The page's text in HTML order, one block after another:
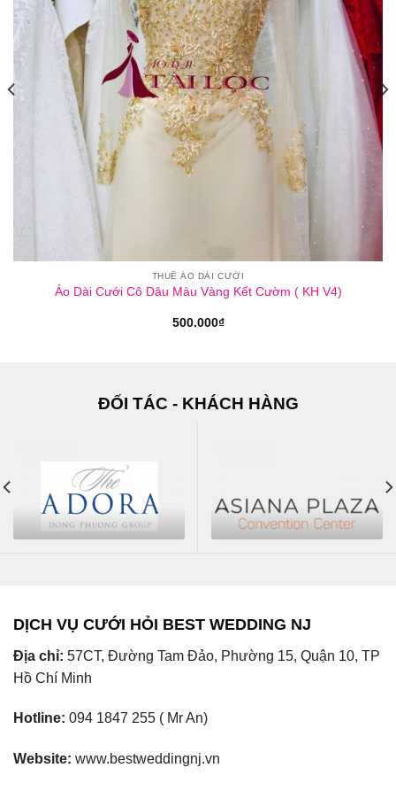
THUÊ ÁO DÀI CƯỚI
Áo Dài Cưới Cô Dâu Màu Vàng Kết Cườm ( KH V4)
500.000₫
ĐỐI TÁC - KHÁCH HÀNG
DỊCH VỤ CƯỚI HỎI BEST WEDDING NJ
Địa chỉ: 57CT, Đường Tam Đảo, Phường 15, Quận 10, TP
Hồ Chí Minh
Hotline: 094 1847 255 ( Mr An)
Website: www.bestweddingnj.vn